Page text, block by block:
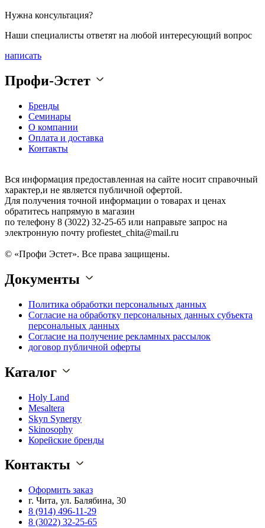
Нужна консультация?
Наши специалисты ответят на любой интересующий вопрос
написать
Профи-Эстет
Бренды
Семинары
О компании
Оплата и доставка
Контакты
Вся информация предоставленная на сайте носит справочный
характер,и не является публичной офертой.
Для получения точной информации о товарах и ценах
обратитесь напрямую в магазин
по телефону 8 (3022) 32-25-65 или направьте запрос на
электронную почту profiestet_chita@mail.ru
© «Профи Эстет». Все права защищены.
Документы
Политика обработки персональных данных
Согласие на обработку персональных данных субъекта
персональных данных
Согласие на получение рекламных рассылок
договор публичной оферты
Каталог
Holy Land
Mesaltera
Skyn Synergy
Skinosophy
Корейские бренды
Контакты
Оформить заказ
г. Чита, ул. Балябина, 30
8 (914) 496-11-29
8 (3022) 32-25-65